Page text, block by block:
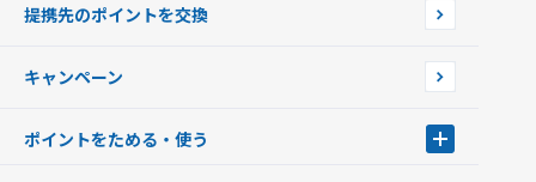
インターネット上でのお買い物について（ネット決済）
店舗検索
イオン銀行ATM設置場所
提携先のポイントを交換
キャンペーン
ポイントをためる・使う